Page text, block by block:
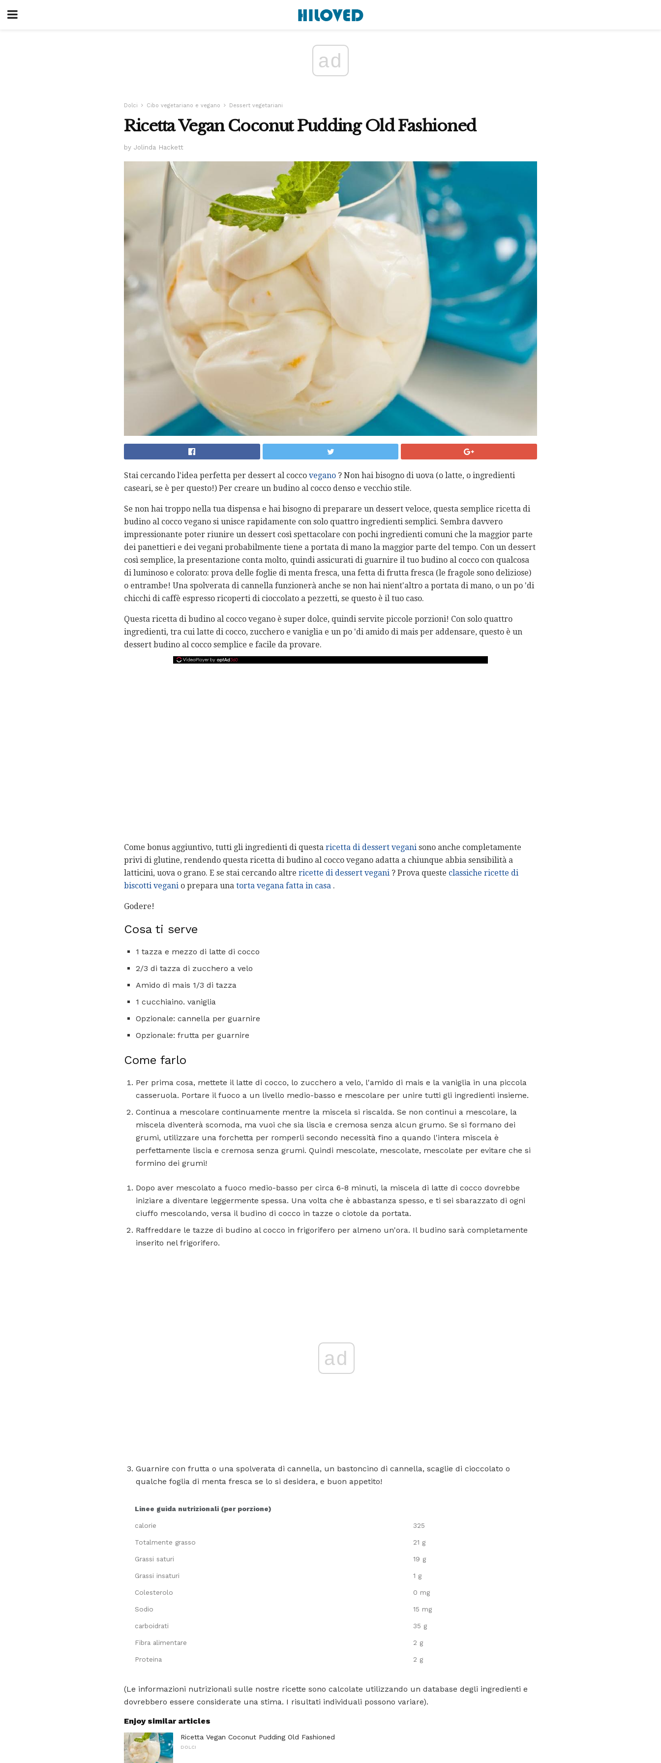
ad
Dolci Cibo vegetariano e vegano Dessert vegetariani
Ricetta Vegan Coconut Pudding Old Fashioned
by Jolinda Hackett
Stai cercando l'idea perfetta per dessert al cocco vegano ? Non hai bisogno di uova (o latte, o ingredienti
caseari, se è per questo!) Per creare un budino al cocco denso e vecchio stile.
Se non hai troppo nella tua dispensa e hai bisogno di preparare un dessert veloce, questa semplice ricetta di
budino al cocco vegano si unisce rapidamente con solo quattro ingredienti semplici. Sembra davvero
impressionante poter riunire un dessert così spettacolare con pochi ingredienti comuni che la maggior parte
dei panettieri e dei vegani probabilmente tiene a portata di mano la maggior parte del tempo. Con un dessert
così semplice, la presentazione conta molto, quindi assicurati di guarnire il tuo budino al cocco con qualcosa
di luminoso e colorato: prova delle foglie di menta fresca, una fetta di frutta fresca (le fragole sono deliziose)
o entrambe! Una spolverata di cannella funzionerà anche se non hai nient'altro a portata di mano, o un po 'di
chicchi di caffè espresso ricoperti di cioccolato a pezzetti, se questo è il tuo caso.
Questa ricetta di budino al cocco vegano è super dolce, quindi servite piccole porzioni! Con solo quattro
ingredienti, tra cui latte di cocco, zucchero e vaniglia e un po 'di amido di mais per addensare, questo è un
dessert budino al cocco semplice e facile da provare.
Come bonus aggiuntivo, tutti gli ingredienti di questa ricetta di dessert vegani sono anche completamente
privi di glutine, rendendo questa ricetta di budino al cocco vegano adatta a chiunque abbia sensibilità a
latticini, uova o grano. E se stai cercando altre ricette di dessert vegani ? Prova queste classiche ricette di
biscotti vegani o prepara una torta vegana fatta in casa .
Godere!
Cosa ti serve
1 tazza e mezzo di latte di cocco
2/3 di tazza di zucchero a velo
Amido di mais 1/3 di tazza
1 cucchiaino. vaniglia
Opzionale: cannella per guarnire
Opzionale: frutta per guarnire
Come farlo
Per prima cosa, mettete il latte di cocco, lo zucchero a velo, l'amido di mais e la vaniglia in una piccola
casseruola. Portare il fuoco a un livello medio-basso e mescolare per unire tutti gli ingredienti insieme.
Continua a mescolare continuamente mentre la miscela si riscalda. Se non continui a mescolare, la
miscela diventerà scomoda, ma vuoi che sia liscia e cremosa senza alcun grumo. Se si formano dei
grumi, utilizzare una forchetta per romperli secondo necessità fino a quando l'intera miscela è
perfettamente liscia e cremosa senza grumi. Quindi mescolate, mescolate, mescolate per evitare che si
formino dei grumi!
Dopo aver mescolato a fuoco medio-basso per circa 6-8 minuti, la miscela di latte di cocco dovrebbe
iniziare a diventare leggermente spessa. Una volta che è abbastanza spesso, e ti sei sbarazzato di ogni
ciuffo mescolando, versa il budino di cocco in tazze o ciotole da portata.
Raffreddare le tazze di budino al cocco in frigorifero per almeno un'ora. Il budino sarà completamente
inserito nel frigorifero.
ad
Guarnire con frutta o una spolverata di cannella, un bastoncino di cannella, scaglie di cioccolato o
qualche foglia di menta fresca se lo si desidera, e buon appetito!
Linee guida nutrizionali (per porzione)
calorie 325
Totalmente grasso 21 g
Grassi saturi 19 g
Grassi insaturi 1 g
Colesterolo 0 mg
Sodio 15 mg
carboidrati 35 g
Fibra alimentare 2 g
Proteina 2 g
(Le informazioni nutrizionali sulle nostre ricette sono calcolate utilizzando un database degli ingredienti e
dovrebbero essere considerate una stima. I risultati individuali possono variare).
Enjoy similar articles
Ricetta Vegan Coconut Pudding Old Fashioned
DOLCI